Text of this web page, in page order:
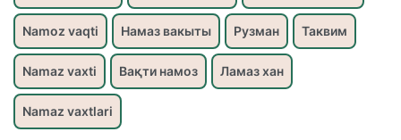
Namoz vaqti Намаз вакыты Рузман Таквим
Namaz vaxti Вақти намоз Ламаз хан
Namaz vaxtlari